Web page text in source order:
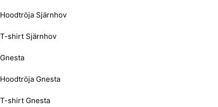
Hoodtröja Sjärnhov
T-shirt Sjärnhov
Gnesta
Hoodtröja Gnesta
T-shirt Gnesta